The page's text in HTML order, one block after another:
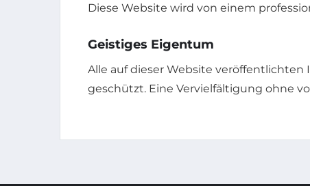
Diese Website wird von einem
Geistiges Eigentum
Alle auf dieser Website veröffentlichten
geschützt. Eine Vervielfältigung ohne